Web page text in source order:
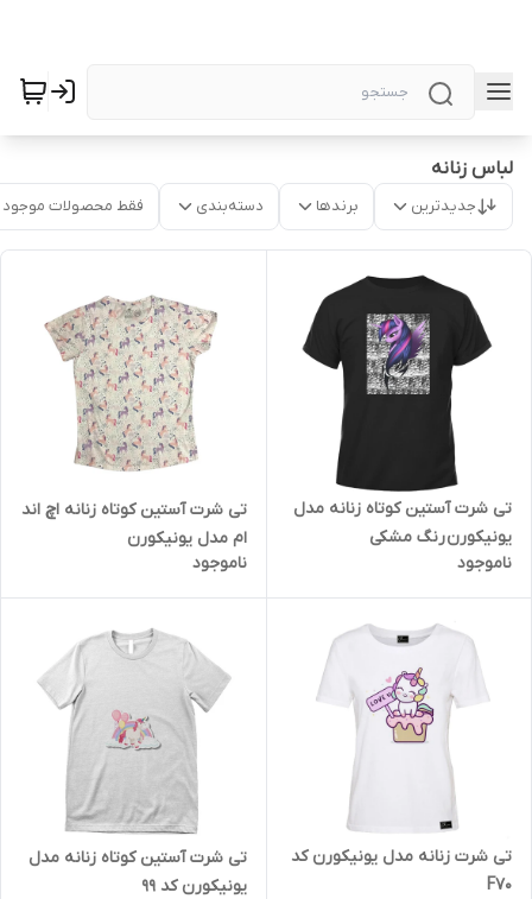
لباس زنانه
جدیدترین برندها دسته‌بندی فقط محصولات موجود
تی شرت آستین کوتاه زنانه مدل
یونیکورن رنگ مشکی
ناموجود
تی شرت آستین کوتاه زنانه اچ اند
ام مدل یونیکورن
ناموجود
تی شرت زنانه مدل یونیکورن کد
F70
تی شرت آستین کوتاه زنانه مدل
یونیکورن کد 99